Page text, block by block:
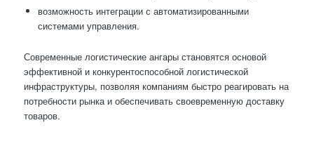
возможность интеграции с автоматизированными
системами управления.
Современные логистические ангары становятся основой
эффективной и конкурентоспособной логистической
инфраструктуры, позволяя компаниям быстро реагировать на
потребности рынка и обеспечивать своевременную доставку
товаров.